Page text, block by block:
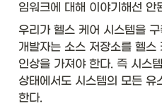
임워크에 대해 이야기해선 안
우리가 헬스 케어 시스템을
개발자는 소스 저장소를 헬
인상을 가져야 한다. 즉 시스
상태에서도 시스템의 모든
한다.